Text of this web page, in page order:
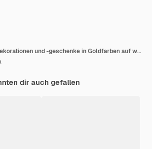
Weihnachtsdekorationen und -geschenke in Goldfarben auf weißem Hintergrund mit leerem Kopienraum für Text. Urlaub und Feier. Flache Lage, Ansicht von oben
dir auch gefallen